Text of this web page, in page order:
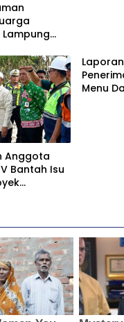
Lampung
Anggota
V Bantah Isu
Menu